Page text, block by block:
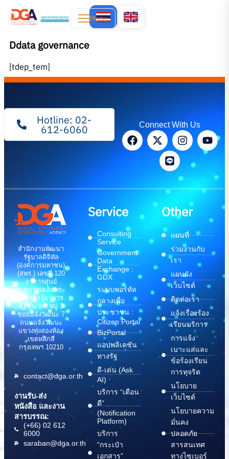
Menu
Ddata governance
[tdep_tem]
Hotline: 02-
612-6060 Connect With Us
สำนักงานพัฒนา
รัฐบาลดิจิทัล
(องค์การมหาชน)
(สพร.) เลขที่ 120
อาคารศูนย์
ราชการเฉลิมพระ
เกียรติฯ (อาคาร
ซี) ชั้น 8-9 หมู่ 3
ซอยแจ้งวัฒนะ 7
ถนนแจ้งวัฒนะ
แขวงทุ่งสองห้อง
เขตหลักสี่
กรุงเทพฯ 10210
contact@dga.or.th
งานรับ-ส่ง
หนังสือ และงาน
สารบรรณ:
(+66) 02 612
6000
saraban@dga.or.th
Service
Consulting
Service
Government
Data
Exchange :
GDX
ระบบพอร์ทัล
กลางเพื่อ
ประชาชน :
Citizen Portal
BizPortal
แอปพลิเคชัน
ทางรัฐ
ดี-เด่น (Ask
AI)
บริการ “เตือน
ดี”
(Notification
Platform)
บริการ
“กระเป๋า
เอกสาร”
Other
แผนที่
ร่วมงานกับ
เรา
แผนผัง
เว็บไซต์
ติดต่อเรา
แจ้งเรื่องร้อง
เรียนบริการ
การแจ้ง
เบาะแสและ
ข้อร้องเรียน
การทุจริต
นโยบาย
เว็บไซต์
นโยบายความ
มั่นคง
ปลอดภัย
สารสนเทศ
ทางไซเบอร์